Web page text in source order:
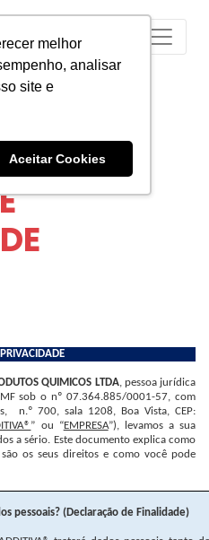
melhor
analisar
site e
Aceitar Cookies
QUIMICOS LTDA, pessoa jurídica
sob o nº 07.364.885/0001-57, com
n.º 700, sala 1208, Boa Vista, CEP:
” ou “EMPRESA”), levamos a sua
a sério. Este documento explica como
os seus direitos e como você pode
pessoais? (Declaração de Finalidade)